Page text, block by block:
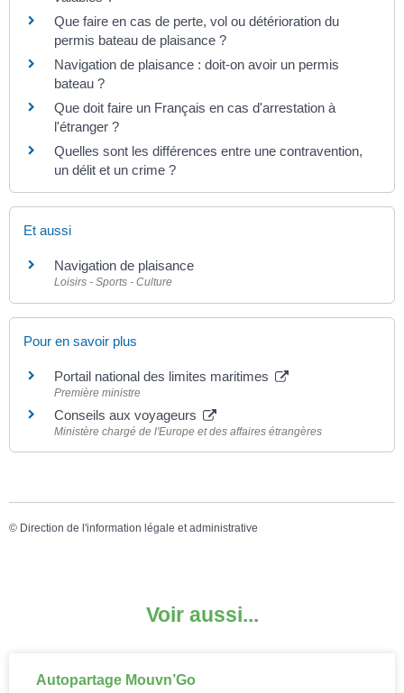
Que faire en cas de perte, vol ou détérioration du
permis bateau de plaisance ?
Navigation de plaisance : doit-on avoir un permis
bateau ?
Que doit faire un Français en cas d'arrestation à
l'étranger ?
Quelles sont les différences entre une contravention,
un délit et un crime ?
Et aussi
Navigation de plaisance
Loisirs - Sports - Culture
Pour en savoir plus
Portail national des limites maritimes
Première ministre
Conseils aux voyageurs
Ministère chargé de l'Europe et des affaires étrangères
© Direction de l'information légale et administrative
Voir aussi...
Autopartage Mouvn’Go